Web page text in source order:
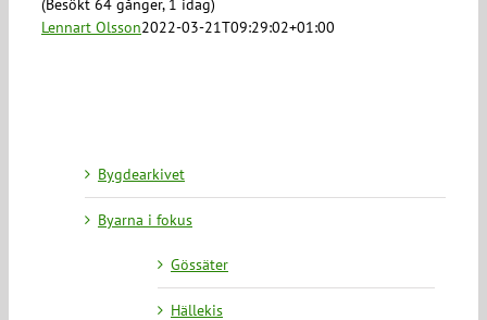
(Besökt 64 gånger, 1 idag)
Lennart Olsson2022-03-21T09:29:02+01:00
Bygdearkivet
Byarna i fokus
Gössäter
Hällekis